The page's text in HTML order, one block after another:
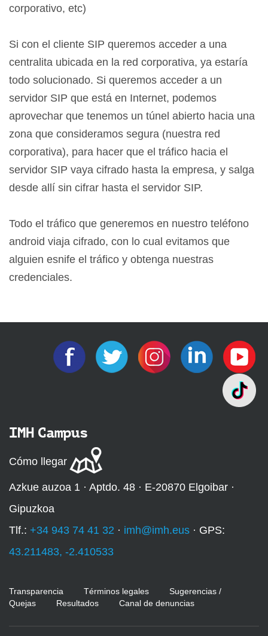
corporativo, etc)
Si con el cliente SIP queremos acceder a una
centralita ubicada en la red corporativa, ya estaría
todo solucionado. Si queremos acceder a un
servidor SIP que está en Internet, podemos
aprovechar que tenemos un túnel abierto hacia una
zona que consideramos segura (nuestra red
corporativa), para hacer que el tráfico hacia el
servidor SIP vaya cifrado hasta la empresa, y salga
desde allí sin cifrar hasta el servidor SIP.
Todo el tráfico que generemos en nuestro teléfono
android viaja cifrado, con lo cual evitamos que
alguien esnife el tráfico y obtenga nuestras
credenciales.
IMH Campus
Cómo llegar
Azkue auzoa 1 · Aptdo. 48 · E-20870 Elgoibar ·
Gipuzkoa
Tlf.: +34 943 74 41 32 · imh@imh.eus · GPS:
43.211483, -2.410533
Transparencia Términos legales
Sugerencias /
Quejas
Resultados Canal de denuncias